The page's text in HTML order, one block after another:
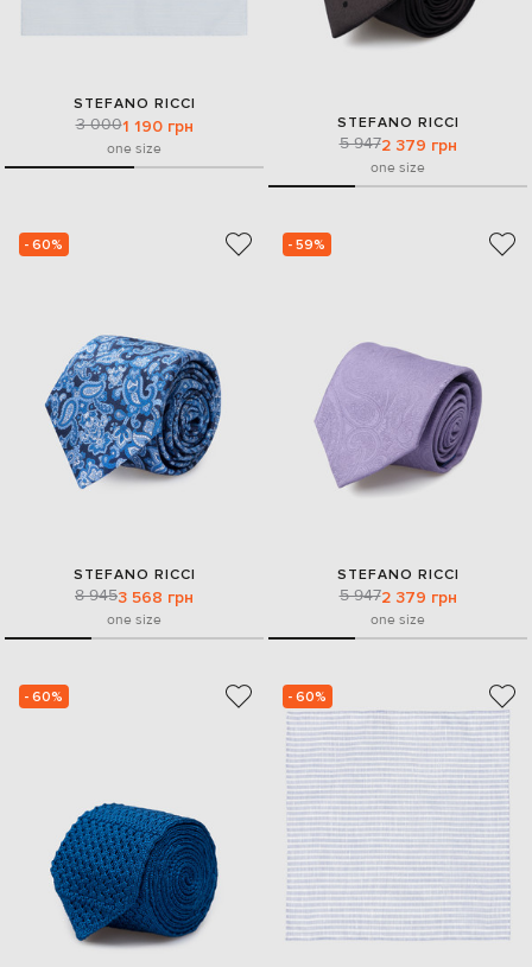
STEFANO RICCI
3 0001 190 грн
one size
STEFANO RICCI
5 9472 379 грн
one size
- 60%
STEFANO RICCI
8 9453 568 грн
one size
- 59%
STEFANO RICCI
5 9472 379 грн
one size
- 60% - 60%